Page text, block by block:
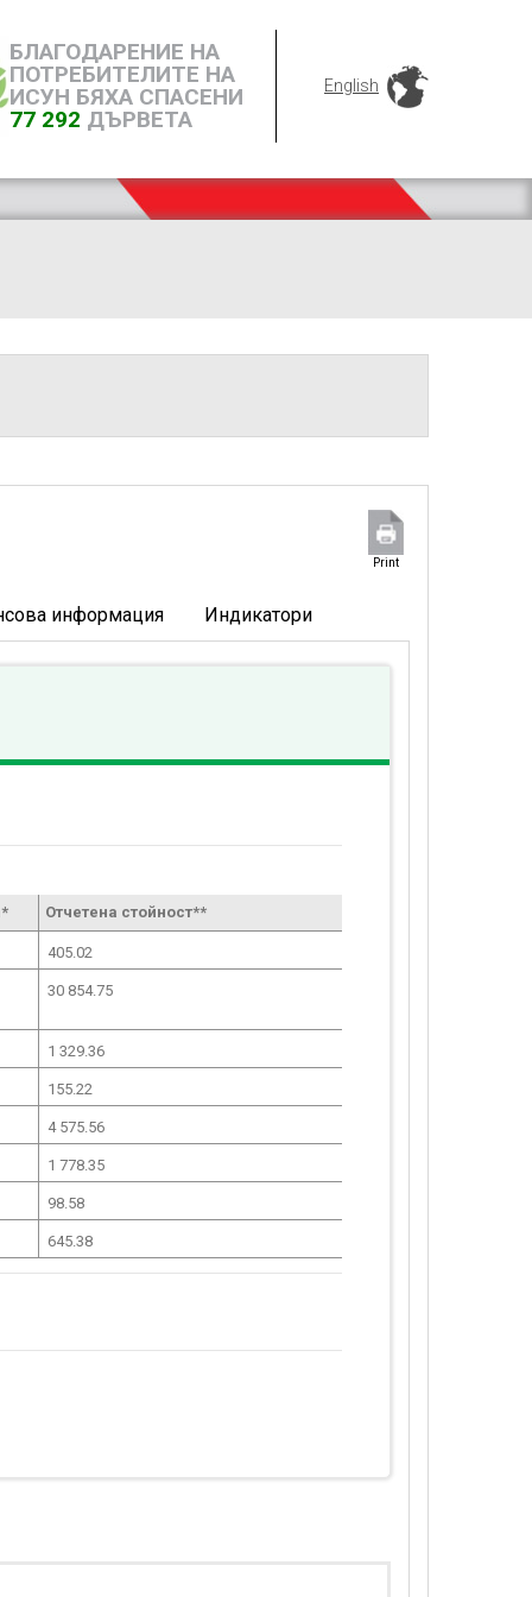
БЛАГОДАРЕНИЕ НА
ПОТРЕБИТЕЛИТЕ НА
ИСУН БЯХА СПАСЕНИ
77 292 ДЪРВЕТА
English
Print
информация Индикатори
Отчетена стойност**
405.02
30 854.75
1 329.36
155.22
4 575.56
1 778.35
98.58
645.38